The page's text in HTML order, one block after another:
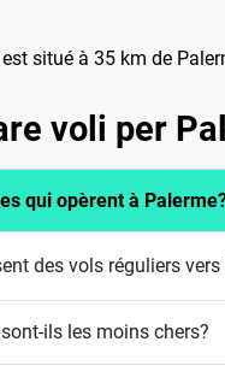
situé à 35 km de
voli per
qui opèrent à
des vols réguliers
ils les moins chers?